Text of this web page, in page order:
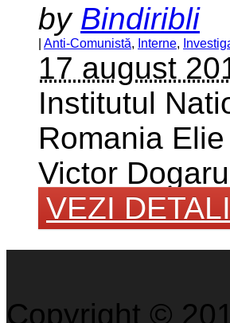
by Bindiribli
Anti-Comunistă, Interne,
17 august
Institutul
Romania
Victor Dogaru
VEZI
Copyright ©